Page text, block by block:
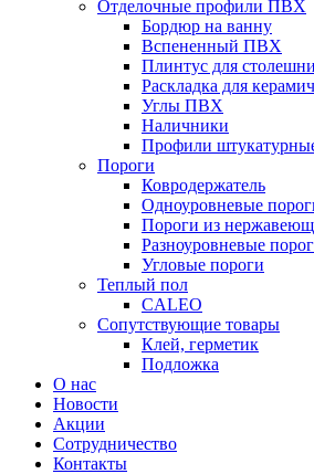
Отделочные профили ПВХ
Бордюр на ванну
Вспененный ПВХ
Плинтус для
Раскладка для
Углы ПВХ
Наличники
Профили
Пороги
Ковродержатель
Одноуровневые
Пороги из
Разноуровневые
Угловые пороги
Теплый пол
CALEO
Сопутствующие товары
Клей, герметик
Подложка
О нас
Новости
Акции
Сотрудничество
Контакты